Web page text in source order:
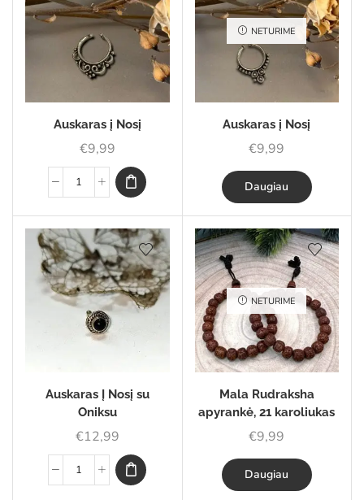
Auskaras į Nosį
€9,99
NETURIME
Auskaras į Nosį
€9,99
Daugiau
Auskaras Į Nosį su
Oniksu
€12,99
NETURIME
Mala Rudraksha
apyrankė, 21 karoliukas
€9,99
Daugiau